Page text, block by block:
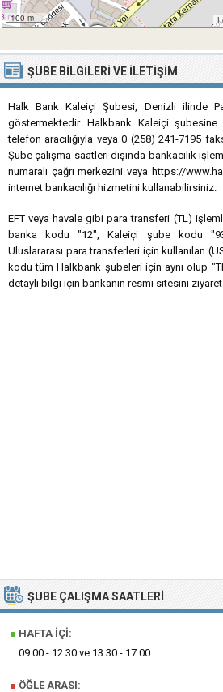
100 m
ŞUBE BILGILERI VE İLETIŞIM
Halk Bank Kaleiçi Şubesi, Denizli ilinde
göstermektedir. Halkbank Kaleiçi şubesine
telefon aracılığıyla veya 0 (258) 241-7195
Şube çalışma saatleri dışında bankacılık
numaralı çağrı merkezini veya https://
internet bankacılığı hizmetini kullanabilirsiniz.
EFT veya havale gibi para transferi (TL)
banka kodu "12", Kaleiçi şube kodu
Uluslararası para transferleri için kullanılan
kodu tüm Halkbank şubeleri için aynı olup
detaylı bilgi için bankanın resmi sitesini
ŞUBE ÇALIŞMA SAATLERI
■ HAFTA İÇI:
09:00 - 12:30 ve 13:30 - 17:00
■ ÖĞLE ARASI: